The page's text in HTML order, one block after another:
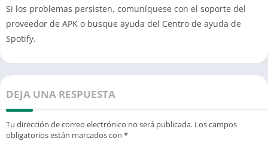
Si los problemas persisten, comuníquese con el soporte del
proveedor de APK o busque ayuda del Centro de ayuda de
Spotify.
DEJA UNA RESPUESTA
Tu dirección de correo electrónico no será publicada. Los campos
obligatorios están marcados con *